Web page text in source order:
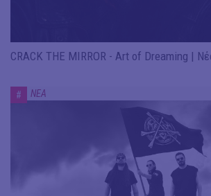
CRACK THE MIRROR - Art of Dreaming |
# ΝΕΑ